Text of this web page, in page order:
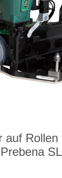
auf Rollen